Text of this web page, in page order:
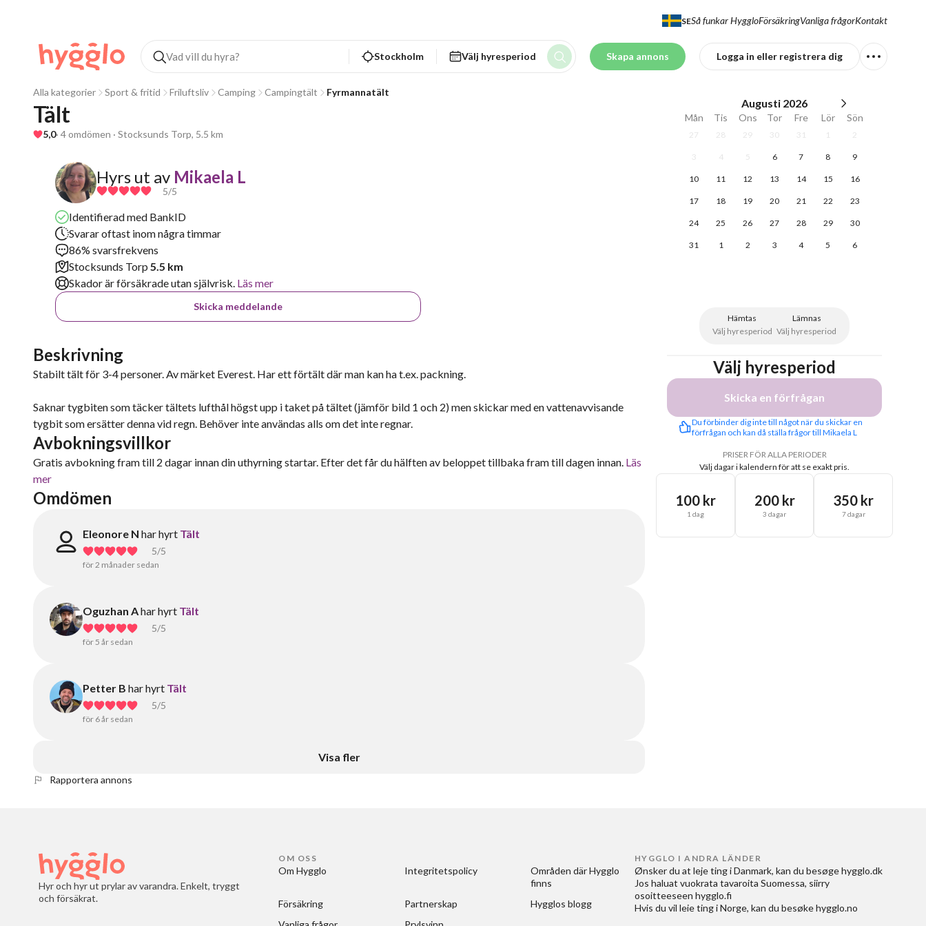
SESå funkar HyggloFörsäkringVanliga frågorKontakt
Stockholm Välj hyresperiod Skapa annons Logga in eller registrera dig
Alla kategorier Sport & fritid Friluftsliv Camping Campingtält Fyrmannatält
Tält
5,0· 4 omdömen · Stocksunds Torp, 5.5 km
Hyrs ut av Mikaela L
5/5
Identifierad med BankID
Svarar oftast inom några timmar
86% svarsfrekvens
Stocksunds Torp 5.5 km
Skador är försäkrade utan självrisk. Läs mer
Skicka meddelande
Beskrivning
Stabilt tält för 3-4 personer. Av märket Everest. Har ett förtält där man kan ha t.ex. packning.
Saknar tygbiten som täcker tältets lufthål högst upp i taket på tältet (jämför bild 1 och 2) men skickar med en vattenavvisande
tygbit som ersätter denna vid regn. Behöver inte användas alls om det inte regnar.
Avbokningsvillkor
Gratis avbokning fram till 2 dagar innan din uthyrning startar. Efter det får du hälften av beloppet tillbaka fram till dagen innan. Läs
mer
Omdömen
Eleonore N har hyrt Tält
5/5
för 2 månader sedan
Oguzhan Ahar hyrt Tält
5/5
för 5 år sedan
Petter B har hyrt Tält
5/5
för 6 år sedan
Visa fler
Augusti 2026
Mån Tis Ons Tor Fre Lör Sön
27 28 29 30 31 1 2
3 4 5 6 7 8 9
10 11 12 13 14 15 16
17 18 19 20 21 22 23
24 25 26 27 28 29 30
31 1 2 3 4 5 6
Hämtas
Välj hyresperiod
Lämnas
Välj hyresperiod
Välj hyresperiod
Skicka en förfrågan
Du förbinder dig inte till något när du skickar en
förfrågan och kan då ställa frågor till Mikaela L
PRISER FÖR ALLA PERIODER
Välj dagar i kalendern för att se exakt pris.
100 kr
1 dag
200 kr
3 dagar
350 kr
7 dagar
Rapportera annons
Hyr och hyr ut prylar av varandra. Enkelt, tryggt
och försäkrat.
OM OSS
Om Hygglo
Försäkring
Integritetspolicy
Partnerskap
Områden där Hygglo
finns
Hygglos blogg
HYGGLO I ANDRA LÄNDER
Ønsker du at leje ting i Danmark, kan du besøge hygglo.dk
Jos haluat vuokrata tavaroita Suomessa, siirry
osoitteeseen hygglo.fi
Hvis du vil leie ting i Norge, kan du besøke hygglo.no